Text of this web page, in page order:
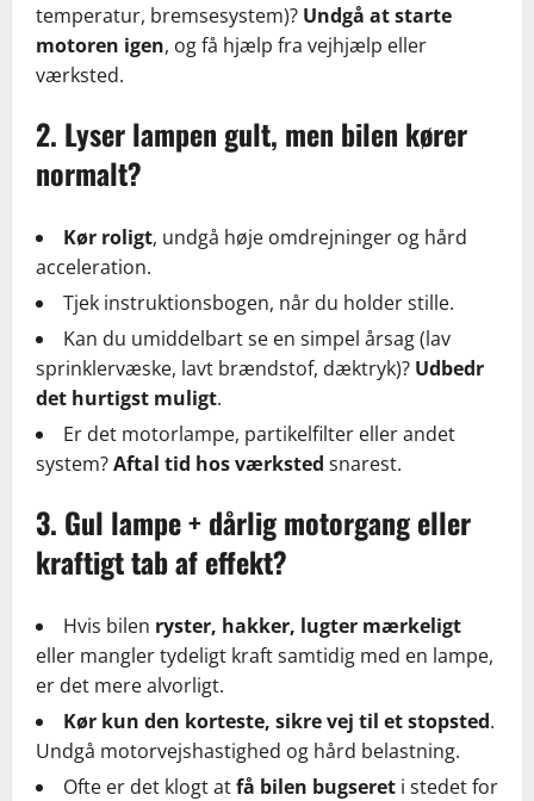
temperatur, bremsesystem)? Undgå at starte
motoren igen, og få hjælp fra vejhjælp eller
værksted.
2. Lyser lampen gult, men bilen kører
normalt?
Kør roligt, undgå høje omdrejninger og hård
acceleration.
Tjek instruktionsbogen, når du holder stille.
Kan du umiddelbart se en simpel årsag (lav
sprinklervæske, lavt brændstof, dæktryk)? Udbedr
det hurtigst muligt.
Er det motorlampe, partikelfilter eller andet
system?Aftal tid hos værksted snarest.
3. Gul lampe + dårlig motorgang eller
kraftigt tab af effekt?
Hvis bilen ryster, hakker, lugter mærkeligt
eller mangler tydeligt kraft samtidig med en lampe,
er det mere alvorligt.
Kør kun den korteste, sikre vej til et stopsted.
Undgå motorvejshastighed og hård belastning.
Ofte er det klogt atfå bilen bugseret i stedet for